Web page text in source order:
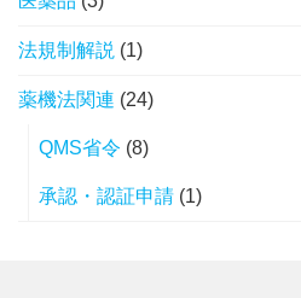
法規制解説 (1)
薬機法関連 (24)
QMS省令 (8)
承認・認証申請 (1)